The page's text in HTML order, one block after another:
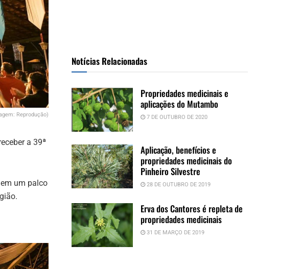
Reprodução)
a 39ª
um palco
Notícias Relacionadas
Propriedades medicinais e
aplicações do Mutambo
7 DE OUTUBRO DE 2020
Aplicação, benefícios e
propriedades medicinais do
Pinheiro Silvestre
28 DE OUTUBRO DE 2019
Erva dos Cantores é repleta de
propriedades medicinais
31 DE MARÇO DE 2019